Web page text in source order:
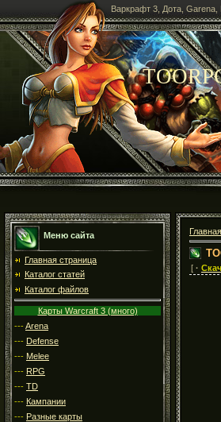
Варкрафт 3, Дота, Garena,
Меню сайта
Главная страница
Каталог статей
Каталог файлов
Карты Warcraft 3 (много)
---Arena
--- Defense
--- Melee
--- RPG
--- TD
--- Кампании
--- Разные карты
Главная
[ ·